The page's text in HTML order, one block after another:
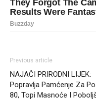
Previous article
NAJAČI PRIRODNI LIJEK:
Popravlja Pamćenje Za
80, Topi Masnoće I